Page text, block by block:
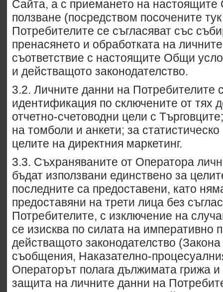
Сайта, а с приемането на
ползване (посредством посочените
Потребителите се съгласяват със
пренасянето и обработката на
съответствие с настоящите Общи
и действащото законодателство.
3.2. Личните данни на Потребителите
идентификация по сключените от тях
отчетно-счетоводни цели с
на томболи и анкети; за
целите на директния маркетинг.
3.3. Съхраняваните от Оператора
бъдат използвани единствено за
последните са предоставени, като
предоставяни на трети лица без
Потребителите, с изключение на
се изисква по силата на императивно
действащото законодателство
съобщения, Наказателно-
Операторът полага дължимата грижа и
защита на личните данни на